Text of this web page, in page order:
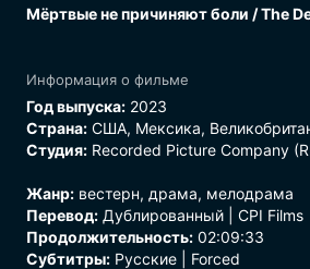
Мёртвые не причиняют боли / The
Информация о фильме
Год выпуска: 2023
Страна: США, Мексика,
Студия: Recorded Picture Company
Жанр: вестерн, драма, мелодрама
Перевод: Дублированный | CPI Films
Продолжительность: 02:09:33
Субтитры: Русские | Forced